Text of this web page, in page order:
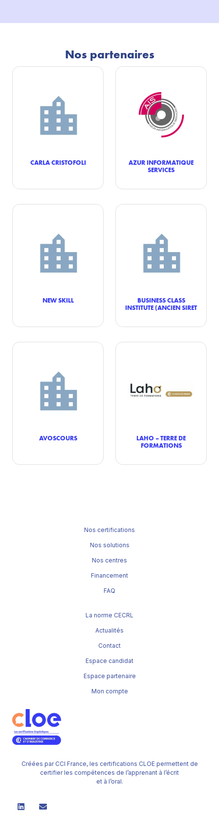
Nos partenaires
CARLA CRISTOFOLI
AZUR INFORMATIQUE
SERVICES
NEW SKILL
BUSINESS CLASS
INSTITUTE (ANCIEN SIRET
AVOSCOURS
LAHO – TERRE DE
FORMATIONS
Créées par CCI France, les certifications CLOE permettent de
certifier les compétences de l’apprenant à l’écrit
et à l’oral.
Nos certifications
Nos solutions
Nos centres
Financement
FAQ
La norme CECRL
Actualités
Contact
Espace candidat
Espace partenaire
Mon compte